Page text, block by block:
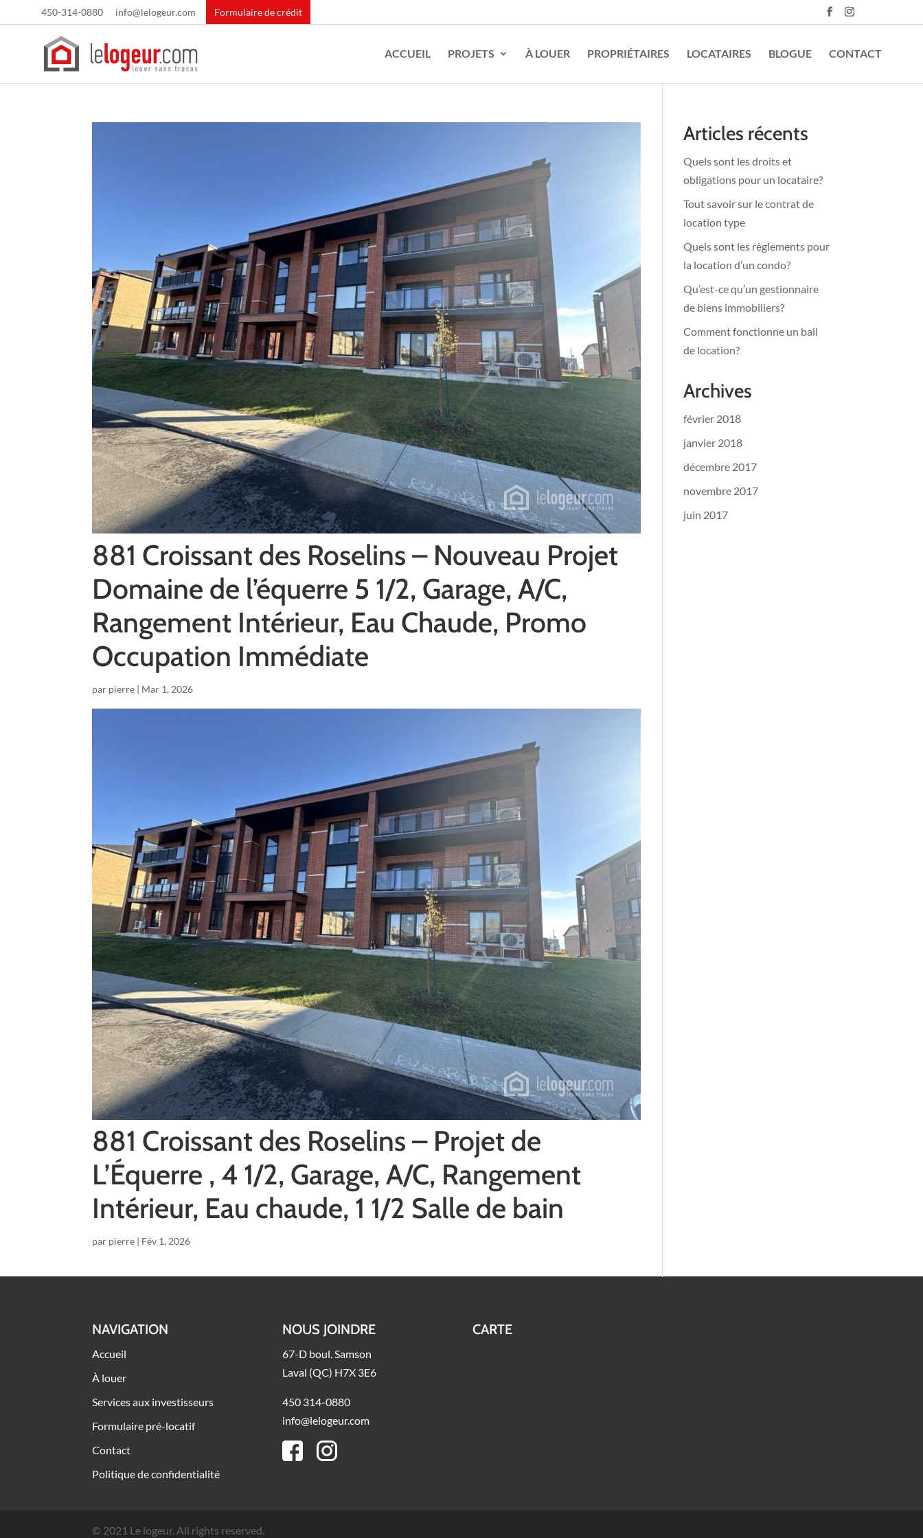
450-314-0880 info@lelogeur.com Formulaire de crédit
ACCUEIL PROJETS À LOUER PROPRIÉTAIRES LOCATAIRES BLOGUE CONTACT
881 Croissant des Roselins – Nouveau Projet
Domaine de l’équerre 5 1/2, Garage, A/C,
Rangement Intérieur, Eau Chaude, Promo
Occupation Immédiate
par pierre | Mar 1, 2026
881 Croissant des Roselins – Projet de
L’Équerre , 4 1/2, Garage, A/C, Rangement
Intérieur, Eau chaude, 1 1/2 Salle de bain
par pierre Fév 1, 2026
Articles récents
Quels sont les droits et
obligations pour un locataire?
Tout savoir sur le contrat de
location type
Quels sont les règlements pour
la location d’un condo?
Qu’est-ce qu’un gestionnaire
de biens immobiliers?
Comment fonctionne un bail
de location?
Archives
février 2018
janvier 2018
décembre 2017
novembre 2017
juin 2017
NAVIGATION
Accueil
À louer
Services aux investisseurs
Formulaire pré-locatif
Contact
Politique de confidentialité
NOUS JOINDRE
67-D boul. Samson
Laval (QC) H7X 3E6
450 314-0880
info@lelogeur.com
CARTE
© 2021 Le logeur. All rights reserved.